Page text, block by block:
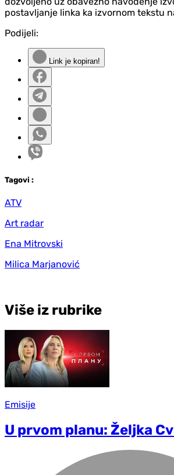
postavljanje linka ka izvornom tekstu
Podijeli:
Link je kopiran!
Tagovi :
ATV
Art radar
Ena Mitrovski
Milica Marjanović
Više iz rubrike
Emisije
U prvom planu: Željka